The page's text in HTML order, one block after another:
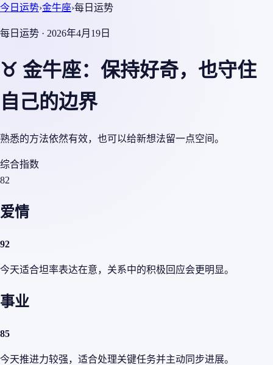
今日运势›金牛座›每日运势
每日运势 · 2026年4月19日
♉ 金牛座：保持好奇，也守住
自己的边界
熟悉的方法依然有效，也可以给新想法留一点空间。
综合指数
82
爱情
92
今天适合坦率表达在意，关系中的积极回应会更明显。
事业
85
今天推进力较强，适合处理关键任务并主动同步进展。